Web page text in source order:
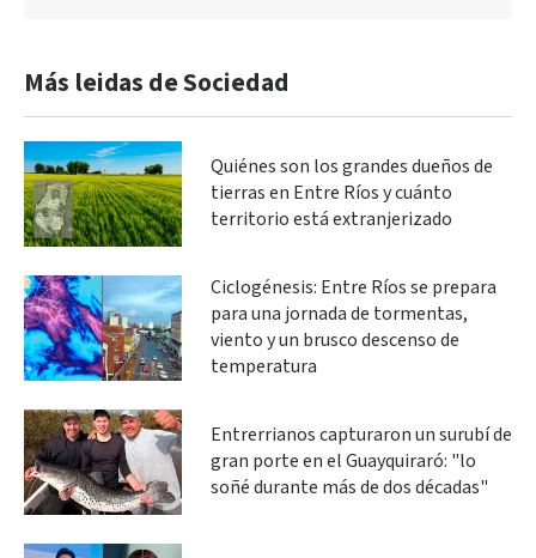
Más leidas de Sociedad
Quiénes son los grandes dueños de
tierras en Entre Ríos y cuánto
territorio está extranjerizado
Ciclogénesis: Entre Ríos se prepara
para una jornada de tormentas,
viento y un brusco descenso de
temperatura
Entrerrianos capturaron un surubí de
gran porte en el Guayquiraró: "lo
soñé durante más de dos décadas"